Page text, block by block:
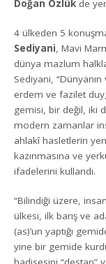
Doğan Özlük de
4 ülkeden 5
Sediyani, Mavi
dünya mazlum
Sediyani,
erdem ve fazilet
gemisi, bir değil, iki
modern zamanlar
ahlakî hasletlerin
kazınmasına ve
ifadelerini kullandı.
“Bilindiği üzere,
ülkesi, ilk barış ve
(as)’un yaptığı
yine bir gemide